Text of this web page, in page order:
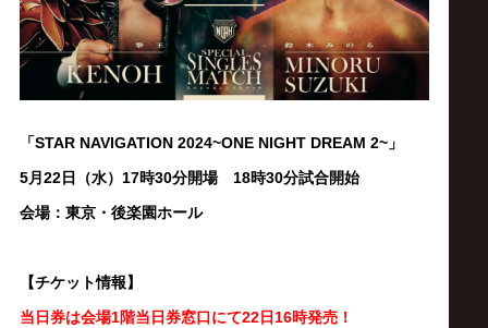
ン
グ・
ノ
ア
公
「STAR NAVIGATION 2024~ONE NIGHT DREAM 2~」
5月22日（水）17時30分開場 18時30分試合開始
会場：東京・後楽園ホール
【チケット情報】
当日券は会場1階当日券窓口にて22日16時発売！